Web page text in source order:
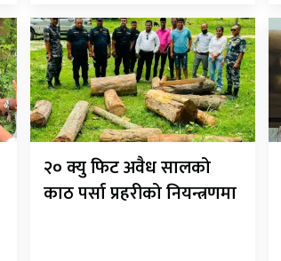
२० क्यु फिट अवैध सालको
काठ पर्सा प्रहरीको नियन्त्रणमा